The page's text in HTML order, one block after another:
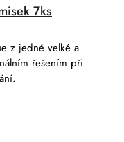
7ks
z jedné velké a
řešením při